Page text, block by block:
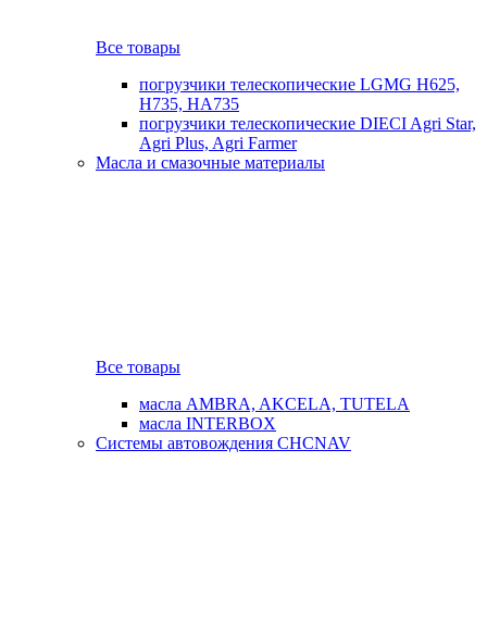
Все товары
погрузчики телескопические LGMG H625,
H735, HA735
погрузчики телескопические DIECI Agri Star,
Agri Plus, Agri Farmer
Масла и смазочные материалы
Все товары
масла AMBRA, AKCELA, TUTELA
масла INTERBOX
Системы автовождения CHCNAV